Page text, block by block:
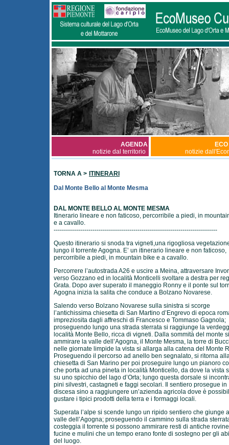
AGENDA
notizie dal territorio
notizie
TORNA A > ITINERARI
Dal Monte Bello al Monte Mesma
DAL MONTE BELLO AL MONTE MESMA
Itinerario lineare e non faticoso, percorribile a piedi, in
e a cavallo.
--------------------------------------------------------------------------------
Questo itinerario si snoda tra vigneti,una rigogliosa
lungo il torrente Agogna. E’ un itinerario lineare e non faticoso,
percorribile a piedi, in mountain bike e a cavallo.
Percorrere l’autostrada A26 e uscire a Meina, attraversare
verso Gozzano ed in località Monticelli svoltare a destra per
Grata. Dopo aver superato il maneggio Ronny e il ponte sul
Agogna inizia la salita che conduce a Bolzano Novarese.
Salendo verso Bolzano Novarese sulla sinistra si scorge
l’antichissima chiesetta di San Martino d’Engrevo di epoca
impreziosita dagli affreschi di Francesco e Tommaso Gagnola;
proseguendo lungo una strada sterrata si raggiunge la
località Monte Bello, ricca di vigneti. Dalla sommità del monte
ammirare la valle dell’Agogna, il Monte Mesma, la torre di
nelle giornate limpide la vista si allarga alla catena del Monte
Proseguendo il percorso ad anello ben segnalato, si ritorna
chiesetta di San Marino per poi proseguire lungo un pianoro
che porta ad una pineta in località Monticello, da dove la vista
su uno spicchio del lago d’Orta; lungo questa dorsale si
pini silvestri, castagneti e faggi secolari. Il sentiero prosegue in
discesa sino a raggiungere un’azienda agricola dove è
gustare i tipici prodotti della terra e i formaggi locali.
Superata l’alpe si scende lungo un ripido sentiero che giunge
valle dell’Agogna; proseguendo il cammino sulla strada
costeggia il torrente si possono ammirare resti di antiche
fucine e mulini che un tempo erano fonte di sostegno per gli
del luogo.